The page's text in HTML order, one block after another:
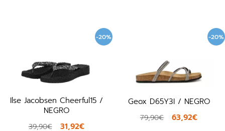
Jacobsen Cheerful15 /
NEGRO
39,90€ 31,92€
Geox D65Y3I / NEGRO
79,90€ 63,92€